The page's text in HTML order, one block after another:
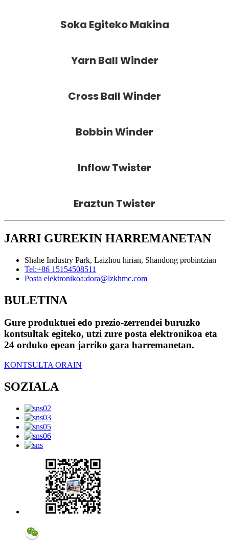
Soka Egiteko Makina
Yarn Ball Winder
Cross Ball Winder
Bobbin Winder
Inflow Twister
Eraztun Twister
JARRI GUREKIN HARREMANETAN
Shahe Industry Park, Laizhou hirian, Shandong probintzian
Tel:+86 15154508511
Posta elektronikoa:dora@lzkhmc.com
BULETINA
Gure produktuei edo prezio-zerrendei buruzko
kontsultak egiteko, utzi zure posta elektronikoa eta
24 orduko epean jarriko gara harremanetan.
KONTSULTA ORAIN
SOZIALA